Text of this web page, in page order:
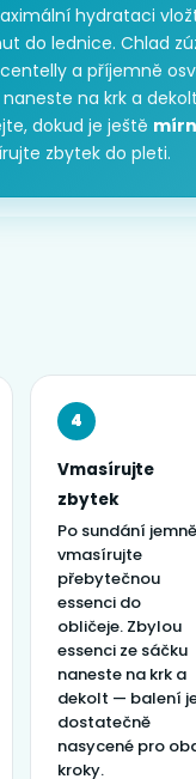
hydrataci
do lednice. Chlad
a příjemně
na krk a
dokud je ještě
zbytek do pleti.
4
Vmasírujte
zbytek
Po sundání jemně
vmasírujte
přebytečnou
essenci do
obličeje. Zbylou
essenci ze sáčku
naneste na krk a
dekolt — balení
dostatečně
nasycené pro
kroky.